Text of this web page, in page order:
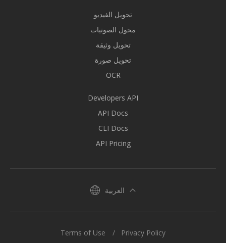
تحويل الفيديو
محول الصوتيات
تحويل وثيقة
تحويل صورة
OCR
Developers API
API Docs
CLI Docs
API Pricing
العربية
Terms of Use Privacy Policy